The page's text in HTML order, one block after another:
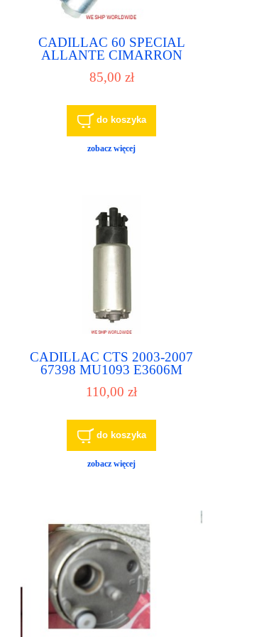
CADILLAC 60 SPECIAL
ALLANTE CIMARRON
pompa paliwa, pompka
85,00 zł
do koszyka
zobacz więcej
CADILLAC CTS 2003-2007
67398 MU1093 E3606M
25679320 pompa paliwa,
110,00 zł
do koszyka
zobacz więcej